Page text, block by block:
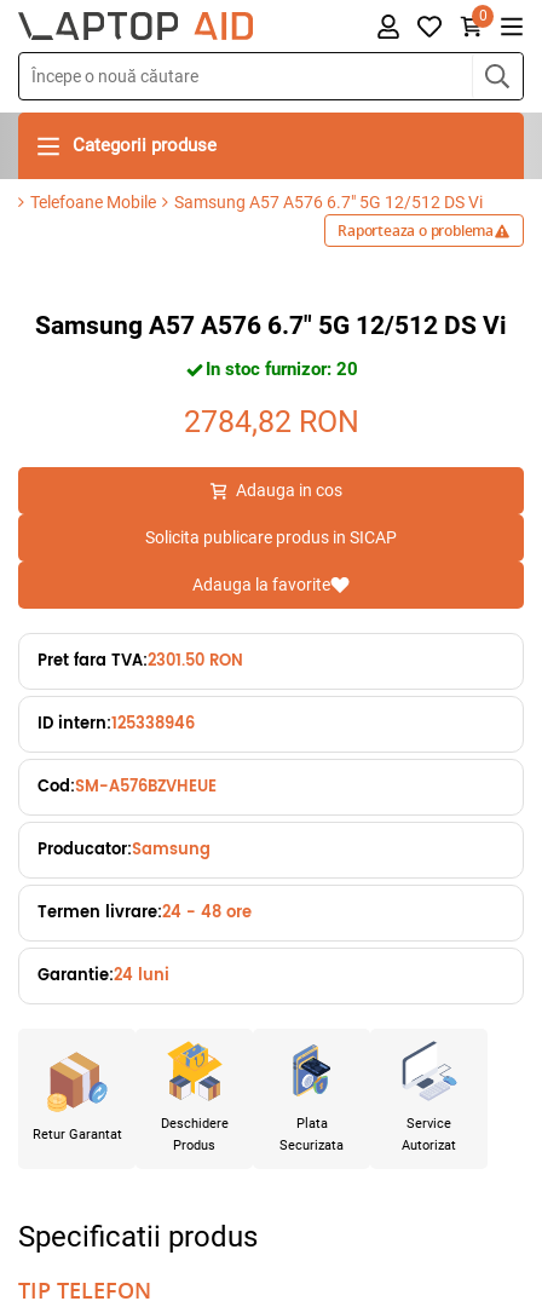
0
Categorii produse
Telefoane Mobile Samsung A57 A576 6.7" 5G 12/512 DS Vi
Raporteaza o problema
Samsung A57 A576 6.7" 5G 12/512 DS Vi
In stoc furnizor: 20
2784,82 RON
Adauga in cos
Solicita publicare produs in SICAP
Adauga la favorite
Pret fara TVA:2301.50 RON
ID intern:125338946
Cod:SM-A576BZVHEUE
Producator:Samsung
Termen livrare:24 - 48 ore
Garantie:24 luni
Retur Garantat
Deschidere
Produs
Plata
Securizata
Service
Autorizat
Specificatii produs
TIP TELEFON